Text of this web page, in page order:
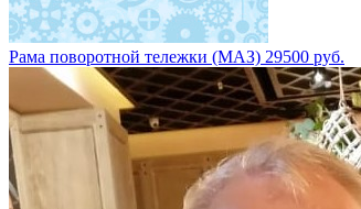
Рама поворотной тележки (МАЗ) 29500 руб.